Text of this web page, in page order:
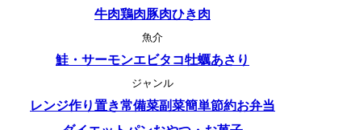
牛肉鶏肉豚肉ひき肉
魚介
鮭・サーモンエビタコ牡蠣あさり
ジャンル
レンジ作り置き常備菜副菜簡単節約お弁当